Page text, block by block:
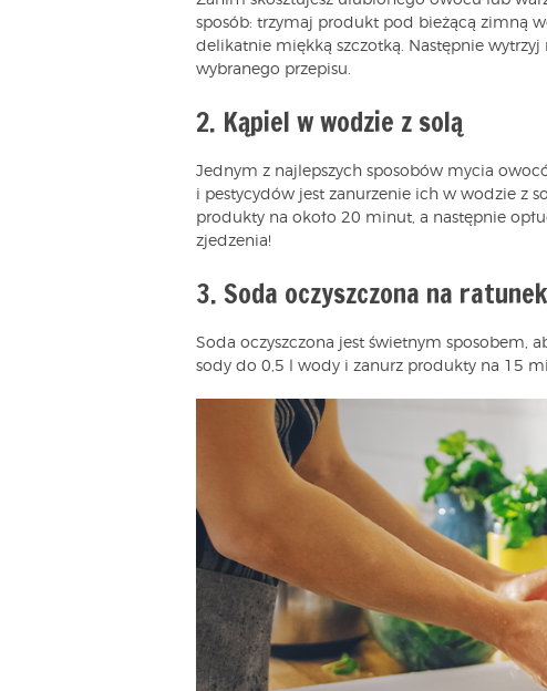
sposób: trzymaj produkt pod bieżącą zimną
delikatnie miękką szczotką. Następnie
wybranego przepisu.
2. Kąpiel w wodzie z solą
Jednym z najlepszych sposobów mycia
i pestycydów jest zanurzenie ich w wodzie z
produkty na około 20 minut, a następnie
zjedzenia!
3. Soda oczyszczona na ratunek
Soda oczyszczona jest świetnym sposobem,
sody do 0,5 l wody i zanurz produkty na 15